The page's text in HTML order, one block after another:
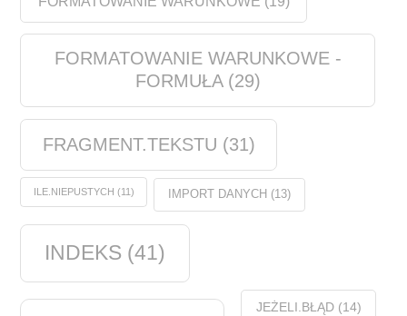
FORMATOWANIE WARUNKOWE -
FORMUŁA(29)
FRAGMENT.TEKSTU (31)
ILE.NIEPUSTYCH (11) IMPORT DANYCH (13)
INDEKS (41)
JEŻELI.BŁĄD(14)